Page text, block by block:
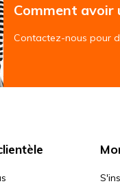
Comment avoir
Contactez-nous pour